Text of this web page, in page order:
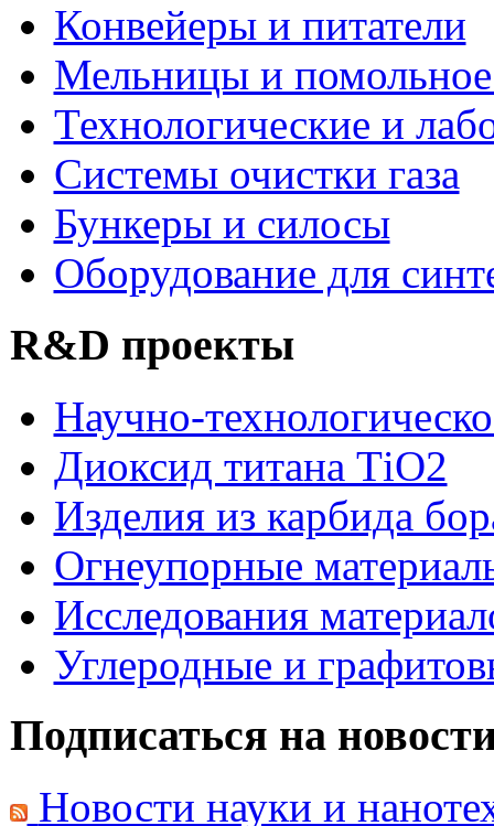
Конвейеры и питатели
Мельницы и помольное
Технологические и
Системы очистки газа
Бункеры и силосы
Оборудование для
R&D проекты
Научно-
Диоксид титана ТіО2
Изделия из карбида
Огнеупорные
Исследования
Углеродные и
Подписаться на
Новости науки и